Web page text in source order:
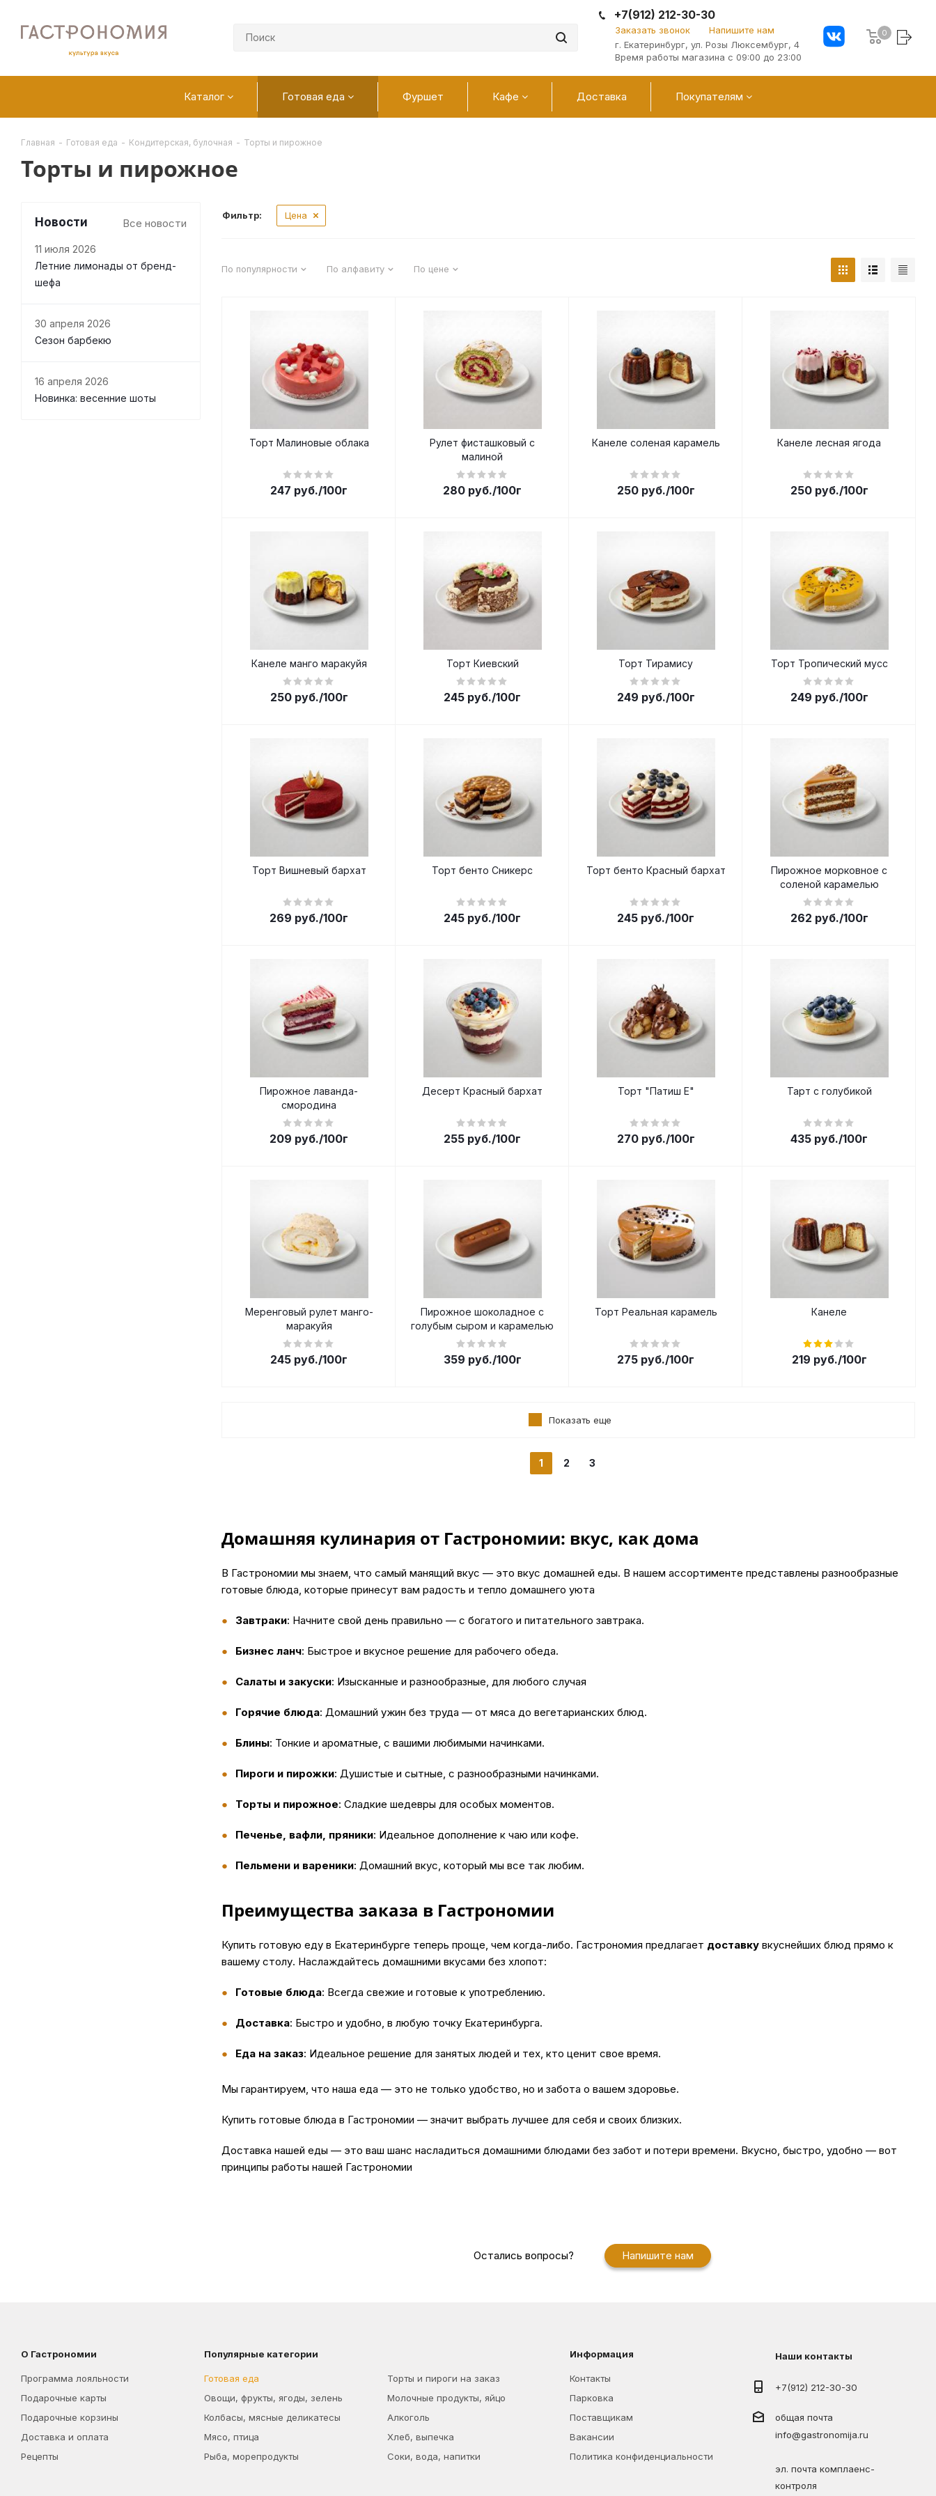
+7(912) 212-30-30
Заказать звонок
Напишите нам
г. Екатеринбург, ул. Розы Люксембург, 4
Время работы магазина с 09:00 до 23:00
0
Каталог Готовая еда Фуршет Кафе Доставка Покупателям
Главная - Готовая еда - Кондитерская, булочная - Торты и пирожное
Торты и пирожное
Фильтр: Цена
По популярности По алфавиту По цене
Торт Малиновые облака
247 руб./100г
Рулет фисташковый с
малиной
280 руб./100г
Канеле соленая карамель
250руб./100г
Канеле лесная ягода
250руб./100г
Канеле манго маракуйя
250руб./100г
Торт Киевский
245 руб./100г
Торт Тирамису
249 руб./100г
Торт Тропический мусс
249 руб./100г
Торт Вишневый бархат
269 руб./100г
Торт бенто Сникерс
245 руб./100г
Торт бенто Красный бархат
245 руб./100г
Пирожное морковное с
соленой карамелью
262 руб./100г
Пирожное лаванда-
смородина
209 руб./100г
Десерт Красный бархат
255 руб./100г
Торт "Патиш Е"
270руб./100г
Тарт с голубикой
435 руб./100г
Меренговый рулет манго-
маракуйя
245 руб./100г
Пирожное шоколадное с
голубым сыром и карамелью
359 руб./100г
Торт Реальная карамель
275 руб./100г
Канеле
219 руб./100г
Показать еще
1 2 3
Домашняя кулинария от Гастрономии: вкус, как дома
В Гастрономии мы знаем, что самый манящий вкус — это вкус домашней еды. В нашем ассортименте представлены разнообразные
готовые блюда, которые принесут вам радость и тепло домашнего уюта
Завтраки: Начните свой день правильно — с богатого и питательного завтрака.
Бизнес ланч: Быстрое и вкусное решение для рабочего обеда.
Салаты и закуски: Изысканные и разнообразные, для любого случая
Горячие блюда: Домашний ужин без труда — от мяса до вегетарианских блюд.
Блины: Тонкие и ароматные, с вашими любимыми начинками.
Пироги и пирожки: Душистые и сытные, с разнообразными начинками.
Торты и пирожное: Сладкие шедевры для особых моментов.
Печенье, вафли, пряники: Идеальное дополнение к чаю или кофе.
Пельмени и вареники: Домашний вкус, который мы все так любим.
Преимущества заказа в Гастрономии
Купить готовую еду в Екатеринбурге теперь проще, чем когда-либо. Гастрономия предлагает доставку вкуснейших блюд прямо к
вашему столу. Наслаждайтесь домашними вкусами без хлопот:
Готовые блюда: Всегда свежие и готовые к употреблению.
Доставка: Быстро и удобно, в любую точку Екатеринбурга.
Еда на заказ: Идеальное решение для занятых людей и тех, кто ценит свое время.
Мы гарантируем, что наша еда — это не только удобство, но и забота о вашем здоровье.
Купить готовые блюда в Гастрономии — значит выбрать лучшее для себя и своих близких.
Доставка нашей еды — это ваш шанс насладиться домашними блюдами без забот и потери времени. Вкусно, быстро, удобно — вот
принципы работы нашей Гастрономии
Новости Все новости
11 июля 2026
Летние лимонады от бренд-
шефа
30 апреля 2026
Сезон барбекю
16 апреля 2026
Новинка: весенние шоты
Остались вопросы? Напишите нам
О Гастрономии
Программа лояльности
Подарочные карты
Подарочные корзины
Доставка и оплата
Рецепты
Популярные категории
Готовая еда
Овощи, фрукты, ягоды, зелень
Колбасы, мясные деликатесы
Мясо, птица
Рыба, морепродукты
Торты и пироги на заказ
Молочные продукты, яйцо
Алкоголь
Хлеб, выпечка
Соки, вода, напитки
Информация
Контакты
Парковка
Поставщикам
Вакансии
Политика конфиденциальности
Наши контакты
+7(912) 212-30-30
общая почта
info@gastronomija.ru
эл. почта комплаенс-
контроля